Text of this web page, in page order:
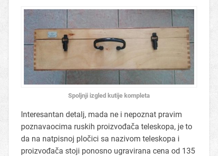
Spoljnji izgled kutije kompleta
Interesantan detalj, mada ne i nepoznat pravim
poznavaocima ruskih proizvođača teleskopa, je to
da na natpisnoj pločici sa nazivom teleskopa i
proizvođača stoji ponosno ugravirana cena od 135